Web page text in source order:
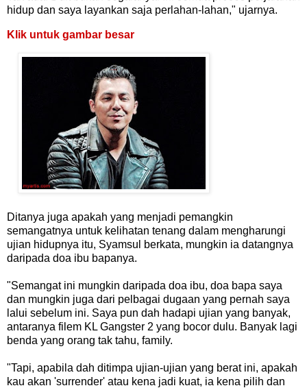
hidup dan saya layankan saja perlahan-lahan," ujarnya.
Klik untuk gambar besar
Ditanya juga apakah yang menjadi pemangkin
semangatnya untuk kelihatan tenang dalam mengharungi
ujian hidupnya itu, Syamsul berkata, mungkin ia datangnya
daripada doa ibu bapanya.
"Semangat ini mungkin daripada doa ibu, doa bapa saya
dan mungkin juga dari pelbagai dugaan yang pernah saya
lalui sebelum ini. Saya pun dah hadapi ujian yang banyak,
antaranya filem KL Gangster 2 yang bocor dulu. Banyak lagi
benda yang orang tak tahu, family.
"Tapi, apabila dah ditimpa ujian-ujian yang berat ini, apakah
kau akan 'surrender' atau kena jadi kuat, ia kena pilih dan